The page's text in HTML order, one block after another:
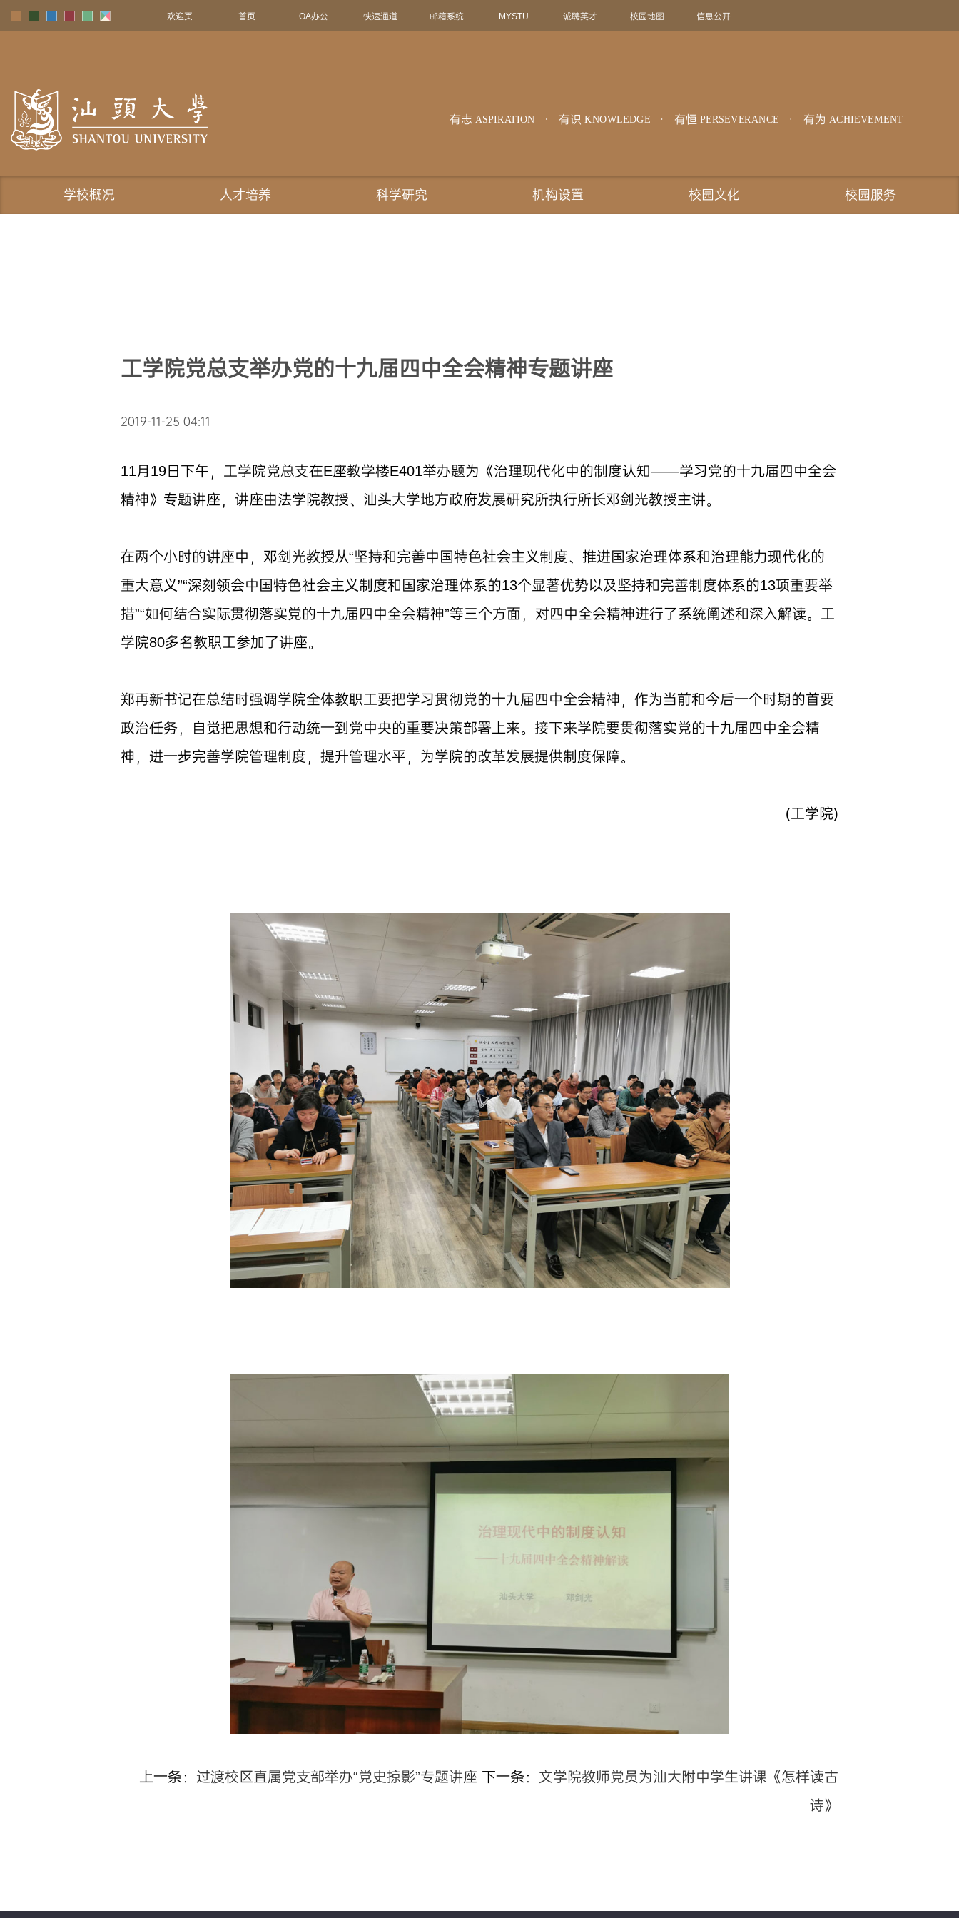
欢迎页 首页 OA办公 快速通道 邮箱系统 MYSTU 诚聘英才 校园地图 信息公开
有志 ASPIRATION 有识 KNOWLEDGE 有恒 PERSEVERANCE 有为 ACHIEVEMENT
学校概况 人才培养 科学研究 机构设置 校园文化 校园服务
工学院党总支举办党的十九届四中全会精神专题讲座
2019-11-25 04:11
11月19日下午，工学院党总支在E座教学楼E401举办题为《治理现代化中的制度认知——学习党的十九届四中全会
精神》专题讲座，讲座由法学院教授、汕头大学地方政府发展研究所执行所长邓剑光教授主讲。
在两个小时的讲座中，邓剑光教授从“坚持和完善中国特色社会主义制度、推进国家治理体系和治理能力现代化的
重大意义”“深刻领会中国特色社会主义制度和国家治理体系的13个显著优势以及坚持和完善制度体系的13项重要举
措”“如何结合实际贯彻落实党的十九届四中全会精神”等三个方面，对四中全会精神进行了系统阐述和深入解读。工
学院80多名教职工参加了讲座。
郑再新书记在总结时强调学院全体教职工要把学习贯彻党的十九届四中全会精神，作为当前和今后一个时期的首要
政治任务，自觉把思想和行动统一到党中央的重要决策部署上来。接下来学院要贯彻落实党的十九届四中全会精
神，进一步完善学院管理制度，提升管理水平，为学院的改革发展提供制度保障。
(工学院)
上一条： 过渡校区直属党支部举办“党史掠影”专题讲座 下一条： 文学院教师党员为汕大附中学生讲课《怎样读古
诗》